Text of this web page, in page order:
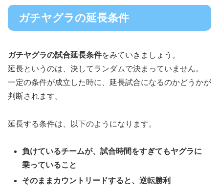
ガチヤグラの延長条件
ガチヤグラの試合延長条件をみていきましょう。
延長というのは、決してランダムで決まっていません。
一定の条件が成立した時に、延長試合になるのかどうかが
判断されます。
延長する条件は、以下のようになります。
負けているチームが、試合時間をすぎてもヤグラに
乗っていること
そのままカウントリードすると、逆転勝利